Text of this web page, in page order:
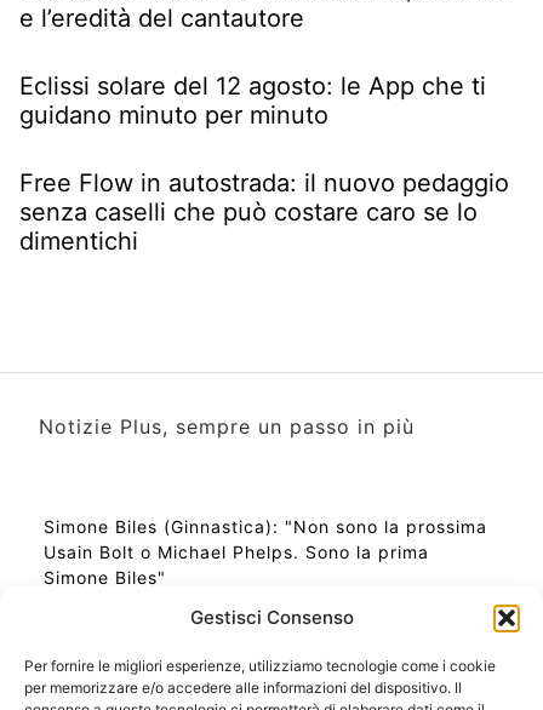
Gestisci Consenso
Per fornire le migliori esperienze, utilizziamo tecnologie come i cookie
per memorizzare e/o accedere alle informazioni del dispositivo. Il
e l’eredità del cantautore
Eclissi solare del 12 agosto: le App che ti
guidano minuto per minuto
Free Flow in autostrada: il nuovo pedaggio
senza caselli che può costare caro se lo
dimentichi
Notizie Plus, sempre un passo in più
Simone Biles (Ginnastica): "Non sono la prossima
Usain Bolt o Michael Phelps. Sono la prima
Simone Biles"
Ora Esatta in Italia in questo momento